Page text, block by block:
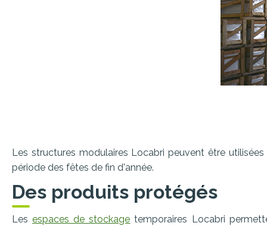
Les structures modulaires Locabri peuvent être
période des fêtes de fin d'année.
Des produits protégés
Lesespaces de stockage temporaires Locabri